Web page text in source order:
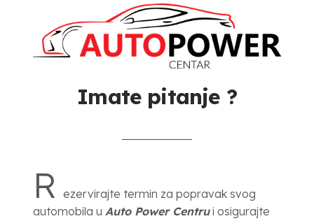
Imate pitanje ?
R ezervirajte termin za popravak svog
automobila u Auto Power Centrui osigurajte